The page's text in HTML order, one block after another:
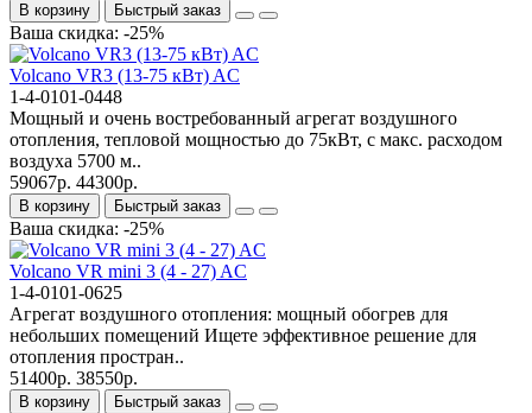
В корзину Быстрый заказ
Ваша скидка: -25%
Volcano VR3 (13-75 кВт) AC
1-4-0101-0448
Мощный и очень востребованный агрегат воздушного
отопления, тепловой мощностью до 75кВт, с макс. расходом
воздуха 5700 м..
59067р. 44300р.
В корзину Быстрый заказ
Ваша скидка: -25%
Volcano VR mini 3 (4 - 27) AC
1-4-0101-0625
Агрегат воздушного отопления: мощный обогрев для
небольших помещений Ищете эффективное решение для
отопления простран..
51400р. 38550р.
В корзину Быстрый заказ